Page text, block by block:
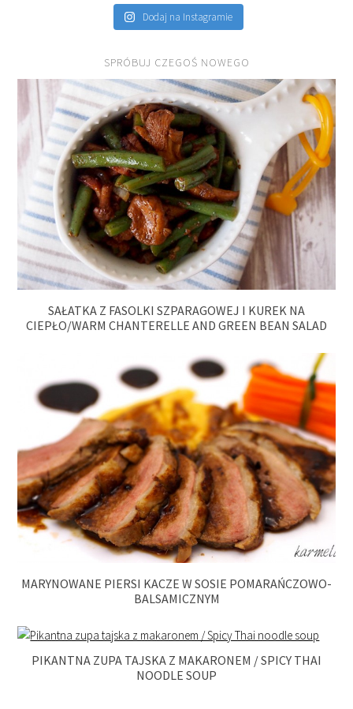
Dodaj na Instagramie
SPRÓBUJ CZEGOŚ NOWEGO
SAŁATKA Z FASOLKI SZPARAGOWEJ I KUREK NA
CIEPŁO/WARM CHANTERELLE AND GREEN BEAN SALAD
MARYNOWANE PIERSI KACZE W SOSIE POMARAŃCZOWO-
BALSAMICZNYM
PIKANTNA ZUPA TAJSKA Z MAKARONEM / SPICY THAI
NOODLE SOUP